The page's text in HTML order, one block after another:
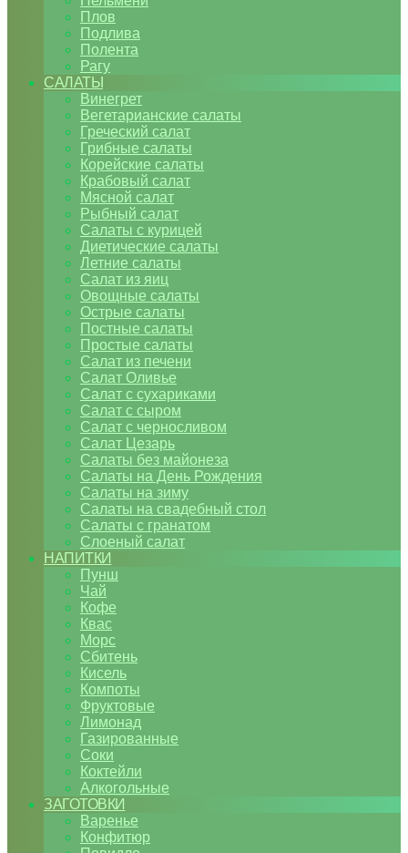
Плов
Подлива
Полента
Рагу
САЛАТЫ
Винегрет
Вегетарианские салаты
Греческий салат
Грибные салаты
Корейские салаты
Крабовый салат
Мясной салат
Рыбный салат
Салаты с курицей
Диетические салаты
Летние салаты
Салат из яиц
Овощные салаты
Острые салаты
Постные салаты
Простые салаты
Салат из печени
Салат Оливье
Салат с сухариками
Салат с сыром
Салат с черносливом
Салат Цезарь
Салаты без майонеза
Салаты на День Рождения
Салаты на зиму
Салаты на свадебный стол
Салаты с гранатом
Слоеный салат
НАПИТКИ
Пунш
Чай
Кофе
Квас
Морс
Сбитень
Кисель
Компоты
Фруктовые
Лимонад
Газированные
Соки
Коктейли
Алкогольные
ЗАГОТОВКИ
Варенье
Конфитюр